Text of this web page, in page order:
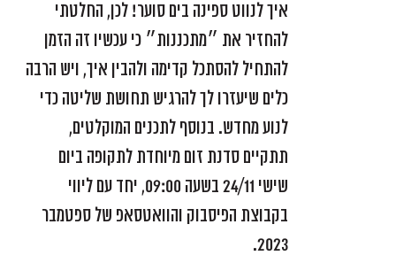
איך לנווט ספינה בים סוער! לכן, החלטתי
להחזיר את ״מתכננות״ כי עכשיו זה הזמן
להתחיל להסתכל קדימה ולהבין איך, ויש הרבה
כלים שיעזרו לך להרגיש תחושת שליטה כדי
לנוע מחדש. בנוסף לתכנים המוקלטים,
תתקיים סדנת זום מיוחדת לתקופה ביום
שישי 24/11 בשעה 09:00, יחד עם ליווי
בקבוצת הפיסבוק והוואטסאפ של ספטמבר
2023.